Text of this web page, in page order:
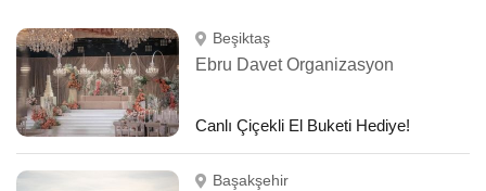
Beşiktaş
Ebru Davet Organizasyon
Canlı Çiçekli El Buketi Hediye!
Başakşehir